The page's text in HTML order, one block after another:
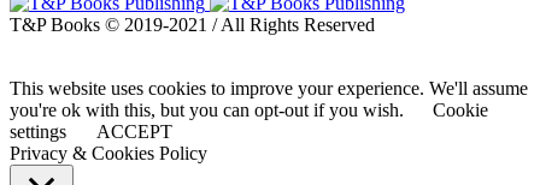
T&P Books © 2019-2021 / All Rights Reserved
This website uses cookies to improve your experience. We'll assume
you're ok with this, but you can opt-out if you wish.
Cookie
settings
ACCEPT
Privacy & Cookies Policy